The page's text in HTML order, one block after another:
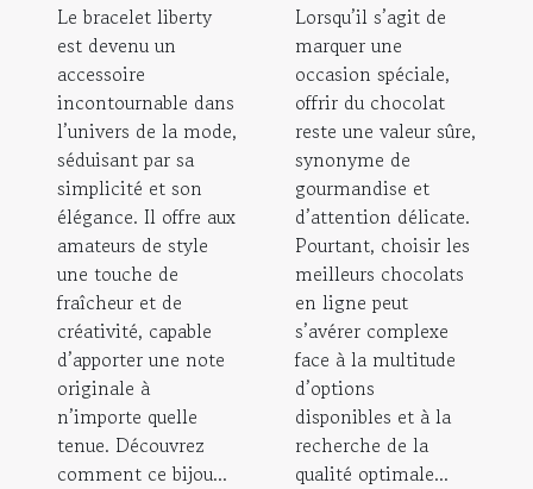
Le bracelet liberty
est devenu un
accessoire
incontournable dans
l’univers de la mode,
séduisant par sa
simplicité et son
élégance. Il offre aux
amateurs de style
une touche de
fraîcheur et de
créativité, capable
d’apporter une note
originale à
n’importe quelle
tenue. Découvrez
comment ce bijou...
Lorsqu’il s’agit de
marquer une
occasion spéciale,
offrir du chocolat
reste une valeur sûre,
synonyme de
gourmandise et
d’attention délicate.
Pourtant, choisir les
meilleurs chocolats
en ligne peut
s’avérer complexe
face à la multitude
d’options
disponibles et à la
recherche de la
qualité optimale...